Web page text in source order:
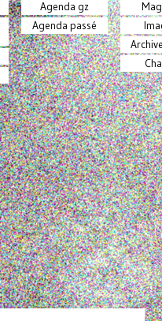
Agenda gz
Agenda passé